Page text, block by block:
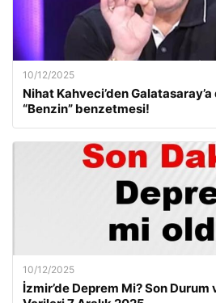
10/12/2025
Nihat Kahveci’den
“Benzin” benzetmesi!
10/12/2025
İzmir’de Deprem Mi? Son Durum